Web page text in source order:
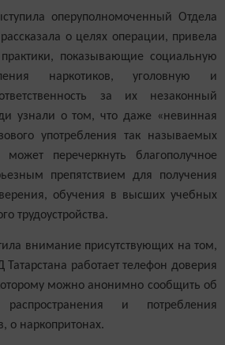
оперуполномоченный Отдела
о целях операции, привела
показывающие социальную
наркотиков, уголовную и
за их незаконный
узнали о том, что даже «невинная
употребления так называемых
может перечеркнуть благополучное
препятствием для получения
обучения в высших учебных
трудоустройства.
внимание присутствующих на том,
работает телефон доверия
можно анонимно сообщить об
и потребления
о наркопритонах.